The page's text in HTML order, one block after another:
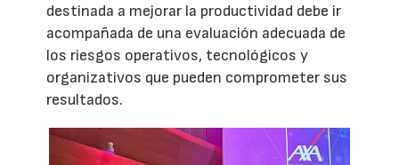
destinada a mejorar la productividad debe ir
acompañada de una evaluación adecuada de
los riesgos operativos, tecnológicos y
organizativos que pueden comprometer sus
resultados.